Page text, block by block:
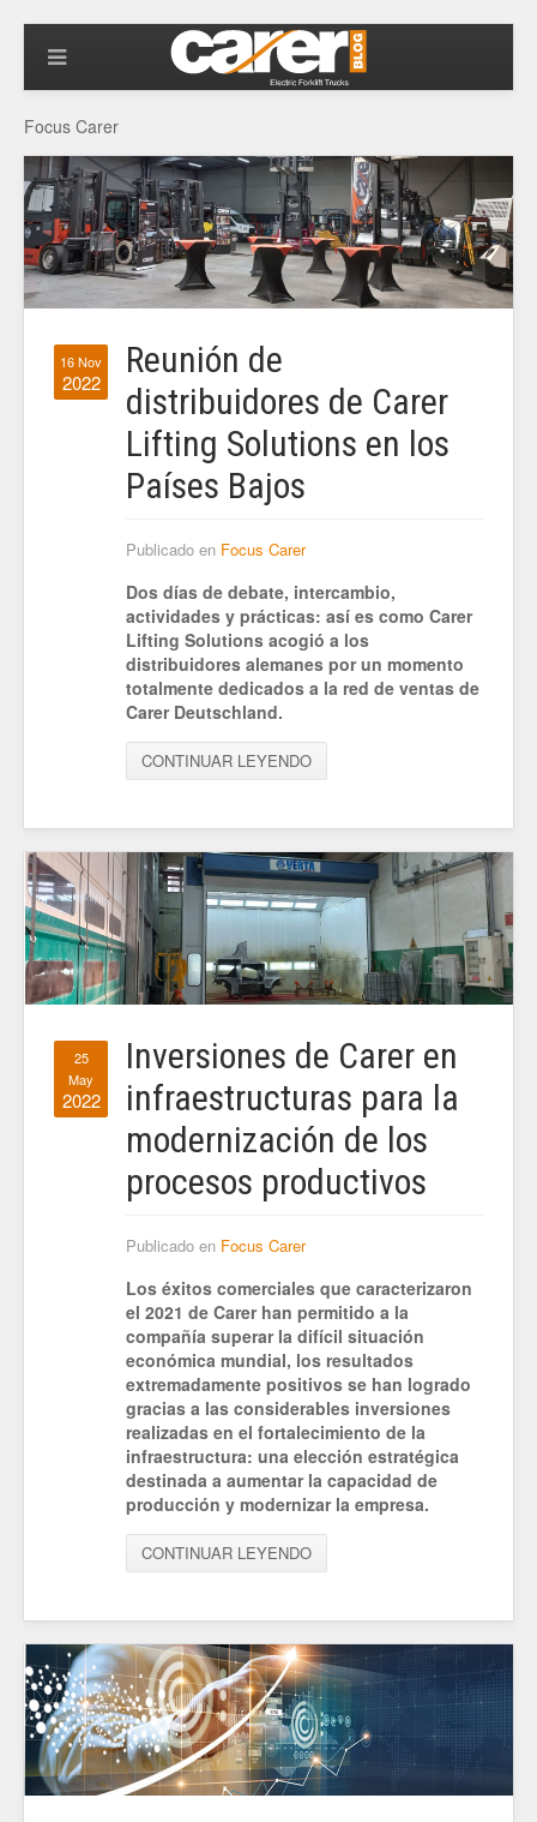
Focus Carer
16 Nov
2022
Reunión de
distribuidores de Carer
Lifting Solutions en los
Países Bajos
Publicado en Focus Carer
Dos días de debate, intercambio,
actividades y prácticas: así es como Carer
Lifting Solutions acogió a los
distribuidores alemanes por un momento
totalmente dedicados a la red de ventas de
Carer Deutschland.
CONTINUAR LEYENDO
25
May
2022
Inversiones de Carer en
infraestructuras para la
modernización de los
procesos productivos
Publicado en Focus Carer
Los éxitos comerciales que caracterizaron
el 2021 de Carer han permitido a la
compañía superar la difícil situación
económica mundial, los resultados
extremadamente positivos se han logrado
gracias a las considerables inversiones
realizadas en el fortalecimiento de la
infraestructura: una elección estratégica
destinada a aumentar la capacidad de
producción y modernizar la empresa.
CONTINUAR LEYENDO